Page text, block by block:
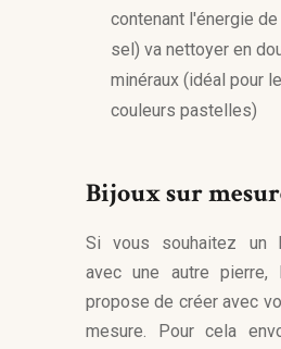
contenant l'énergie de
sel) va nettoyer en
minéraux (idéal pour
couleurs pastelles)
Bijoux sur
Si vous souhaitez un
avec une autre pierre,
propose de créer avec
mesure. Pour cela